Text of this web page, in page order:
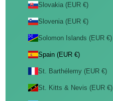
Slovakia (EUR €)
Slovenia (EUR €)
Solomon Islands (EUR €)
Spain (EUR €)
St. Barthélemy (EUR €)
St. Kitts & Nevis (EUR €)